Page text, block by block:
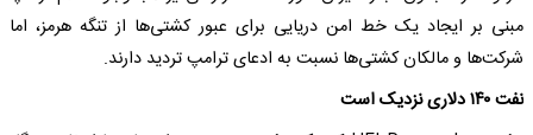
مبنی بر ایجاد یک خط امن دریایی برای عبور کشتی‌ها از تنگه هرمز، اما
شرکت‌ها و مالکان کشتی‌ها نسبت به ادعای ترامپ تردید دارند.
نفت ۱۴۰ دلاری نزدیک است